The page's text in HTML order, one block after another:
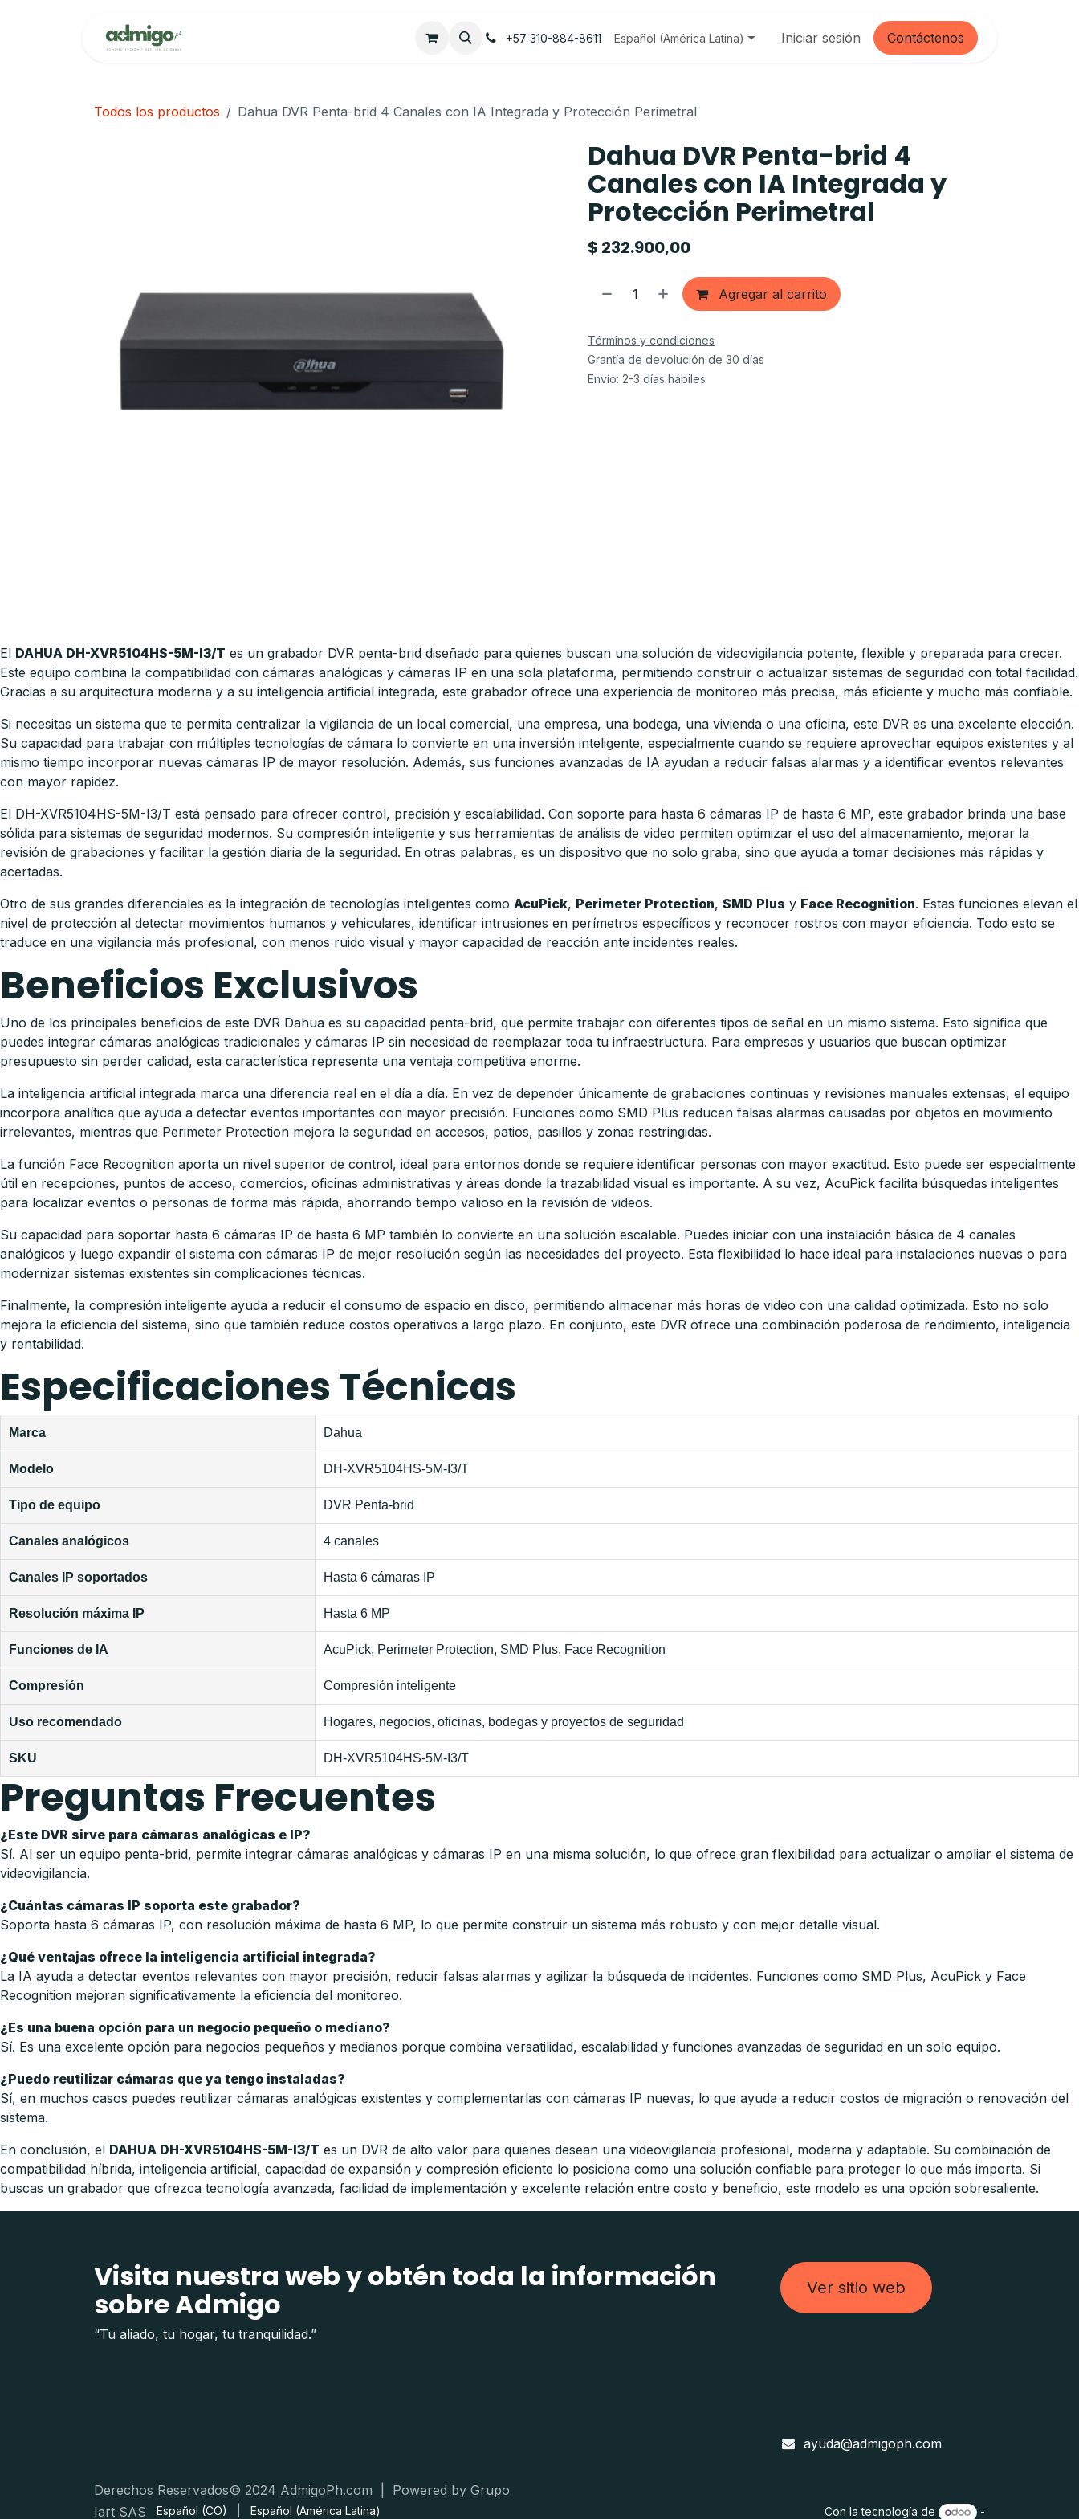
Contáctenos+57 310-884-8611 Español (América Latina) Iniciar sesión Contáctenos
Todos los productos Dahua DVR Penta-brid 4 Canales con IA Integrada y Protección Perimetral
Dahua DVR Penta-brid 4
Canales con IA Integrada y
Protección Perimetral
$ 232.900,00
Agregar al carrito
Términos y condiciones
Grantía de devolución de 30 días
Envío: 2-3 días hábiles
El DAHUA DH-XVR5104HS-5M-I3/T es un grabador DVR penta-brid diseñado para quienes buscan una solución de videovigilancia potente, flexible y preparada para crecer.
Este equipo combina la compatibilidad con cámaras analógicas y cámaras IP en una sola plataforma, permitiendo construir o actualizar sistemas de seguridad con total facilidad.
Gracias a su arquitectura moderna y a su inteligencia artificial integrada, este grabador ofrece una experiencia de monitoreo más precisa, más eficiente y mucho más confiable.
Si necesitas un sistema que te permita centralizar la vigilancia de un local comercial, una empresa, una bodega, una vivienda o una oficina, este DVR es una excelente elección.
Su capacidad para trabajar con múltiples tecnologías de cámara lo convierte en una inversión inteligente, especialmente cuando se requiere aprovechar equipos existentes y al
mismo tiempo incorporar nuevas cámaras IP de mayor resolución. Además, sus funciones avanzadas de IA ayudan a reducir falsas alarmas y a identificar eventos relevantes
con mayor rapidez.
El DH-XVR5104HS-5M-I3/T está pensado para ofrecer control, precisión y escalabilidad. Con soporte para hasta 6 cámaras IP de hasta 6 MP, este grabador brinda una base
sólida para sistemas de seguridad modernos. Su compresión inteligente y sus herramientas de análisis de video permiten optimizar el uso del almacenamiento, mejorar la
revisión de grabaciones y facilitar la gestión diaria de la seguridad. En otras palabras, es un dispositivo que no solo graba, sino que ayuda a tomar decisiones más rápidas y
acertadas.
Otro de sus grandes diferenciales es la integración de tecnologías inteligentes como AcuPick, Perimeter Protection, SMD Plus y Face Recognition. Estas funciones elevan el
nivel de protección al detectar movimientos humanos y vehiculares, identificar intrusiones en perímetros específicos y reconocer rostros con mayor eficiencia. Todo esto se
traduce en una vigilancia más profesional, con menos ruido visual y mayor capacidad de reacción ante incidentes reales.
Beneficios Exclusivos
Uno de los principales beneficios de este DVR Dahua es su capacidad penta-brid, que permite trabajar con diferentes tipos de señal en un mismo sistema. Esto significa que
puedes integrar cámaras analógicas tradicionales y cámaras IP sin necesidad de reemplazar toda tu infraestructura. Para empresas y usuarios que buscan optimizar
presupuesto sin perder calidad, esta característica representa una ventaja competitiva enorme.
La inteligencia artificial integrada marca una diferencia real en el día a día. En vez de depender únicamente de grabaciones continuas y revisiones manuales extensas, el equipo
incorpora analítica que ayuda a detectar eventos importantes con mayor precisión. Funciones como SMD Plus reducen falsas alarmas causadas por objetos en movimiento
irrelevantes, mientras que Perimeter Protection mejora la seguridad en accesos, patios, pasillos y zonas restringidas.
La función Face Recognition aporta un nivel superior de control, ideal para entornos donde se requiere identificar personas con mayor exactitud. Esto puede ser especialmente
útil en recepciones, puntos de acceso, comercios, oficinas administrativas y áreas donde la trazabilidad visual es importante. A su vez, AcuPick facilita búsquedas inteligentes
para localizar eventos o personas de forma más rápida, ahorrando tiempo valioso en la revisión de videos.
Su capacidad para soportar hasta 6 cámaras IP de hasta 6 MP también lo convierte en una solución escalable. Puedes iniciar con una instalación básica de 4 canales
analógicos y luego expandir el sistema con cámaras IP de mejor resolución según las necesidades del proyecto. Esta flexibilidad lo hace ideal para instalaciones nuevas o para
modernizar sistemas existentes sin complicaciones técnicas.
Finalmente, la compresión inteligente ayuda a reducir el consumo de espacio en disco, permitiendo almacenar más horas de video con una calidad optimizada. Esto no solo
mejora la eficiencia del sistema, sino que también reduce costos operativos a largo plazo. En conjunto, este DVR ofrece una combinación poderosa de rendimiento, inteligencia
y rentabilidad.
Especificaciones Técnicas
Marca Dahua
Modelo DH-XVR5104HS-5M-I3/T
Tipo de equipo DVR Penta-brid
Canales analógicos 4 canales
Canales IP soportados Hasta 6 cámaras IP
Resolución máxima IP Hasta 6 MP
Funciones de IA AcuPick, Perimeter Protection, SMD Plus, Face Recognition
Compresión Compresión inteligente
Uso recomendado Hogares, negocios, oficinas, bodegas y proyectos de seguridad
SKU DH-XVR5104HS-5M-I3/T
Preguntas Frecuentes
¿Este DVR sirve para cámaras analógicas e IP?
Sí. Al ser un equipo penta-brid, permite integrar cámaras analógicas y cámaras IP en una misma solución, lo que ofrece gran flexibilidad para actualizar o ampliar el sistema de
videovigilancia.
¿Cuántas cámaras IP soporta este grabador?
Soporta hasta 6 cámaras IP, con resolución máxima de hasta 6 MP, lo que permite construir un sistema más robusto y con mejor detalle visual.
¿Qué ventajas ofrece la inteligencia artificial integrada?
La IA ayuda a detectar eventos relevantes con mayor precisión, reducir falsas alarmas y agilizar la búsqueda de incidentes. Funciones como SMD Plus, AcuPick y Face
Recognition mejoran significativamente la eficiencia del monitoreo.
¿Es una buena opción para un negocio pequeño o mediano?
Sí. Es una excelente opción para negocios pequeños y medianos porque combina versatilidad, escalabilidad y funciones avanzadas de seguridad en un solo equipo.
¿Puedo reutilizar cámaras que ya tengo instaladas?
Sí, en muchos casos puedes reutilizar cámaras analógicas existentes y complementarlas con cámaras IP nuevas, lo que ayuda a reducir costos de migración o renovación del
sistema.
En conclusión, el DAHUA DH-XVR5104HS-5M-I3/T es un DVR de alto valor para quienes desean una videovigilancia profesional, moderna y adaptable. Su combinación de
compatibilidad híbrida, inteligencia artificial, capacidad de expansión y compresión eficiente lo posiciona como una solución confiable para proteger lo que más importa. Si
buscas un grabador que ofrezca tecnología avanzada, facilidad de implementación y excelente relación entre costo y beneficio, este modelo es una opción sobresaliente.
Visita nuestra web y obtén toda la información
sobre Admigo
“Tu aliado, tu hogar, tu tranquilidad.”
Ver sitio web
ayuda@admigoph.com
Derechos Reservados© 2024 AdmigoPh.com | Powered by Grupo
Iart SAS
Español (CO) Español (América Latina) Con la tecnología de -